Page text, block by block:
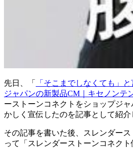
先日、「
「そこまでしなくても」
ジャパンの新製品CM｜キセノンテ
ーストーンコネクトをショップジ
かしく宣伝したのを記事として紹介
その記事を書いた後、スレンダー
って「スレンダーストーンコネク